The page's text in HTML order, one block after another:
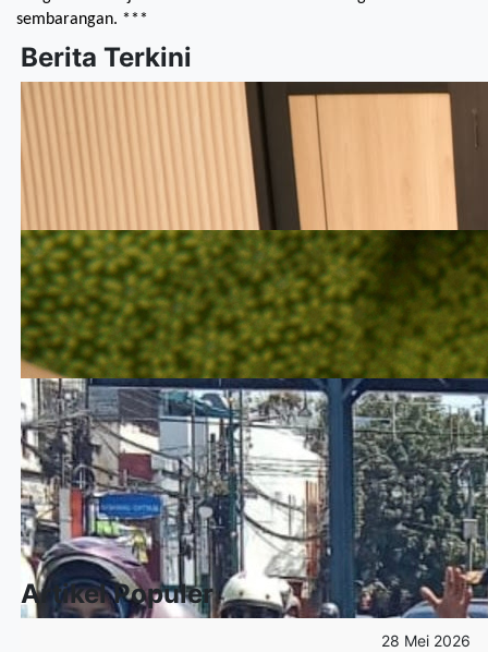
sembarangan. ***
Berita Terkini
Artikel Populer
28 Mei 2026